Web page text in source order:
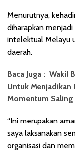
Menurutnya,
diharapkan
intelektual Melayu
daerah.
Baca Juga : Wakil
Untuk Menjadikan
Momentum Saling
“Ini merupakan
saya laksanakan
organisasi dan